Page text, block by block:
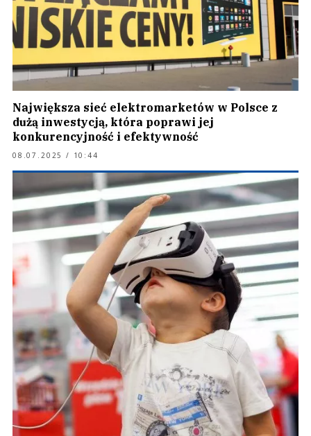
Największa sieć elektromarketów w Polsce z
dużą inwestycją, która poprawi jej
konkurencyjność i efektywność
08.07.2025 / 10:44